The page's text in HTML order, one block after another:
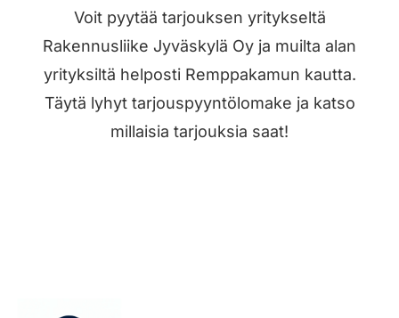
Voit pyytää tarjouksen yritykseltä
Rakennusliike Jyväskylä Oy ja muilta alan
yrityksiltä helposti Remppakamun kautta.
Täytä lyhyt tarjouspyyntölomake ja katso
millaisia tarjouksia saat!